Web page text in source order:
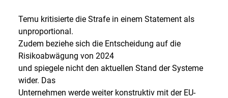
Temu kritisierte die Strafe in einem Statement als
unproportional.
Zudem beziehe sich die Entscheidung auf die
Risikoabwägung von 2024
und spiegele nicht den aktuellen Stand der Systeme
wider. Das
Unternehmen werde weiter konstruktiv mit der EU-